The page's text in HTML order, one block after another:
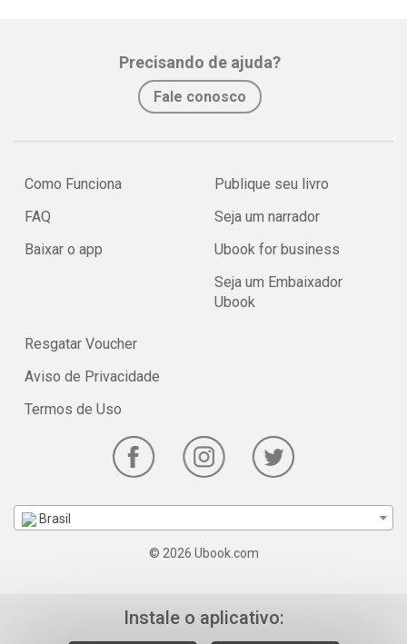
Precisando de ajuda?
Fale conosco
Como Funciona
FAQ
Baixar o app
Publique seu livro
Seja um narrador
Ubook for business
Seja um Embaixador
Ubook
Resgatar Voucher
Aviso de Privacidade
Termos de Uso
Brasil
© 2026 Ubook.com
Instale o aplicativo: